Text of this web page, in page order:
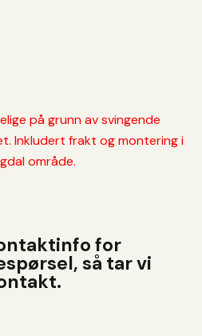
på grunn av svingende
Inkludert frakt og montering i
område.
for
så tar vi